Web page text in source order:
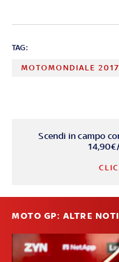
TAG:
MOTOMONDIALE 2017
Scendi in campo
MOTO GP: ALTRE